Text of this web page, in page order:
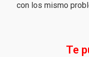
con los mismo
Te